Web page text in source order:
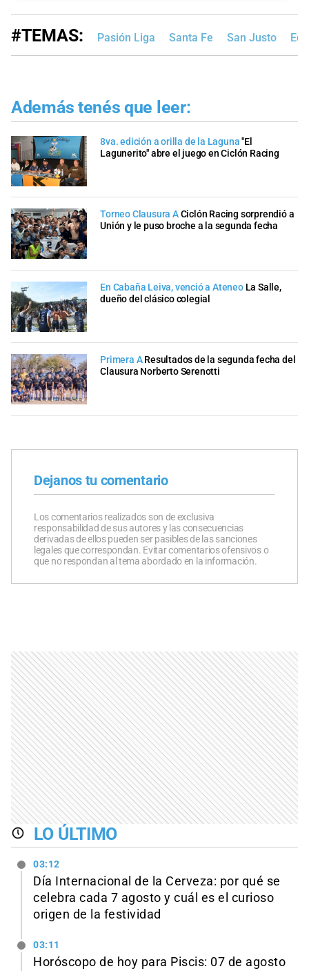
#TEMAS: Pasión Liga Santa Fe San Justo
Además tenés que leer:
8va. edición a orilla de la Laguna"El
Lagunerito" abre el juego en Ciclón Racing
Torneo Clausura ACiclón Racing sorprendió a
Unión y le puso broche a la segunda fecha
En Cabaña Leiva, venció a Ateneo La Salle,
dueño del clásico colegial
Primera A Resultados de la segunda fecha del
Clausura Norberto Serenotti
Dejanos tu comentario
Los comentarios realizados son de exclusiva
responsabilidad de sus autores y las consecuencias
derivadas de ellos pueden ser pasibles de las sanciones
legales que correspondan. Evitar comentarios ofensivos o
que no respondan al tema abordado en la información.
LO ÚLTIMO
03:12
Día Internacional de la Cerveza: por qué se
celebra cada 7 agosto y cuál es el curioso
origen de la festividad
03:11
Horóscopo de hoy para Piscis: 07 de agosto